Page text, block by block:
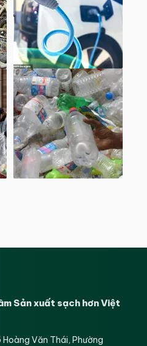
Sản xuất sạch hơn Việt
Hoàng Văn Thái, Phường